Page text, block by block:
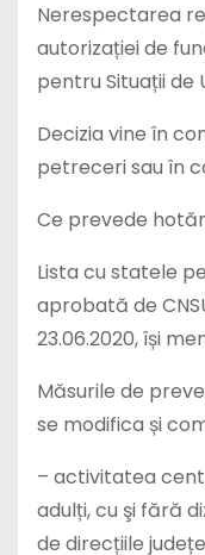
Nerespectarea
autorizației de
pentru Situații de
Decizia vine în
petreceri sau în
Ce prevede
Lista cu statele
aprobată de
23.06.2020, își
Măsurile de
se modifica și
– activitatea
adulți, cu şi fără
de direcțiile